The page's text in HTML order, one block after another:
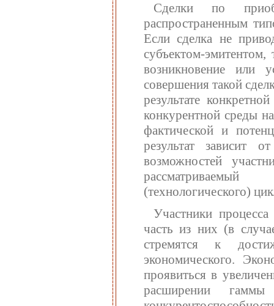
Сделки по
распространенным
Если сделка не
субъектом-эмитентом,
возникновение или
совершения такой
результате
конкурентной среды
фактической и
результат зависит
возможностей
(технологического)
Участники
часть из них (в
стремятся к
экономического.
проявиться в
расширении